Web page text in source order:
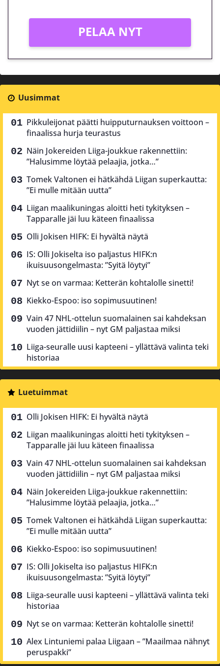
PELAA NYT
Uusimmat
Pikkuleijonat päätti huipputurnauksen voittoon –
finaalissa hurja teurastus
Näin Jokereiden Liiga-joukkue rakennettiin:
”Halusimme löytää pelaajia, jotka…”
Tomek Valtonen ei hätkähdä Liigan superkautta:
”Ei mulle mitään uutta”
Liigan maalikuningas aloitti heti tykityksen –
Tapparalle jäi luu käteen finaalissa
Olli Jokisen HIFK: Ei hyvältä näytä
IS: Olli Jokiselta iso paljastus HIFK:n
ikuisuusongelmasta: ”Syitä löytyi”
Nyt se on varmaa: Ketterän kohtalolle sinetti!
Kiekko-Espoo: iso sopimusuutinen!
Vain 47 NHL-ottelun suomalainen sai kahdeksan
vuoden jättidiilin – nyt GM paljastaa miksi
Liiga-seuralle uusi kapteeni – yllättävä valinta teki
historiaa
Luetuimmat
Olli Jokisen HIFK: Ei hyvältä näytä
Liigan maalikuningas aloitti heti tykityksen –
Tapparalle jäi luu käteen finaalissa
Vain 47 NHL-ottelun suomalainen sai kahdeksan
vuoden jättidiilin – nyt GM paljastaa miksi
Näin Jokereiden Liiga-joukkue rakennettiin:
”Halusimme löytää pelaajia, jotka…”
Tomek Valtonen ei hätkähdä Liigan superkautta:
”Ei mulle mitään uutta”
Kiekko-Espoo: iso sopimusuutinen!
IS: Olli Jokiselta iso paljastus HIFK:n
ikuisuusongelmasta: ”Syitä löytyi”
Liiga-seuralle uusi kapteeni – yllättävä valinta teki
historiaa
Nyt se on varmaa: Ketterän kohtalolle sinetti!
Alex Lintuniemi palaa Liigaan – ”Maailmaa nähnyt
peruspakki”